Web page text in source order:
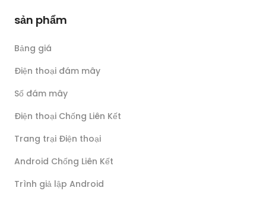
sản phẩm
Bảng giá
Điện thoại đám mây
Số đám mây
Điện thoại Chống Liên Kết
Trang trại Điện thoại
Android Chống Liên Kết
Trình giả lập Android